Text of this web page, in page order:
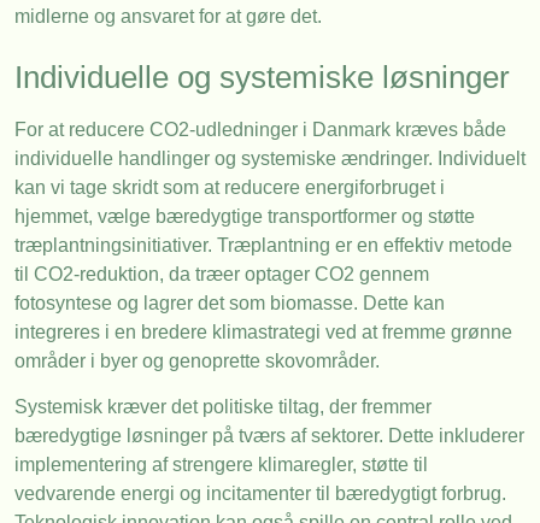
midlerne og ansvaret for at gøre det.
Individuelle og systemiske løsninger
For at reducere CO2-udledninger i Danmark kræves både
individuelle handlinger og systemiske ændringer. Individuelt
kan vi tage skridt som at reducere energiforbruget i
hjemmet, vælge bæredygtige transportformer og støtte
træplantningsinitiativer. Træplantning er en effektiv metode
til CO2-reduktion, da træer optager CO2 gennem
fotosyntese og lagrer det som biomasse. Dette kan
integreres i en bredere klimastrategi ved at fremme grønne
områder i byer og genoprette skovområder.
Systemisk kræver det politiske tiltag, der fremmer
bæredygtige løsninger på tværs af sektorer. Dette inkluderer
implementering af strengere klimaregler, støtte til
vedvarende energi og incitamenter til bæredygtigt forbrug.